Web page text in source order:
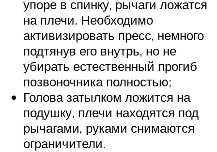
упоре в спинку, рычаги ложатся
на плечи. Необходимо
активизировать пресс, немного
подтянув его внутрь, но не
убирать естественный прогиб
позвоночника полностью;
Голова затылком ложится на
подушку, плечи находятся под
рычагами, руками снимаются
ограничители.